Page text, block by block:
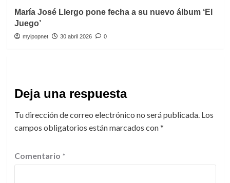
María José Llergo pone fecha a su nuevo álbum ‘El
Juego’
myipopnet 30 abril 2026 0
Deja una respuesta
Tu dirección de correo electrónico no será publicada. Los
campos obligatorios están marcados con*
Comentario *